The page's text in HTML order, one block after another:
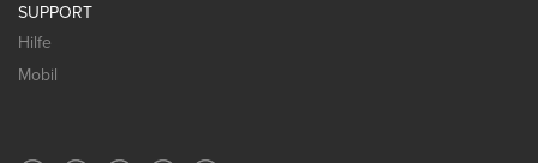
SUPPORT
Hilfe
Mobil